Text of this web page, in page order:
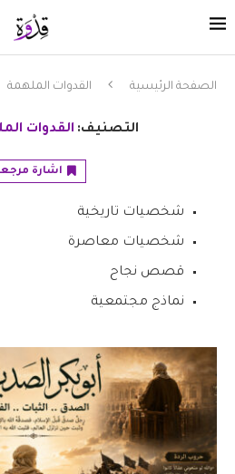
الصفحة الرئيسية القدوات الملهمة
التصنيف: القدوات
اشارة
شخصيات تاريخية
شخصيات معاصرة
قصص نجاح
نماذج مجتمعية